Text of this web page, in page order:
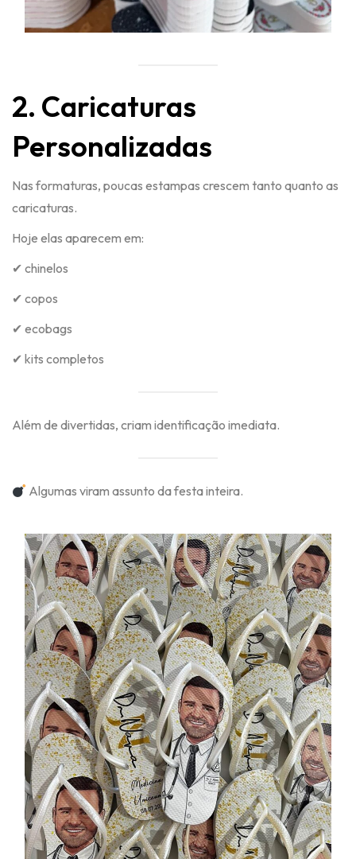
2. Caricaturas
Personalizadas
Nas formaturas, poucas estampas crescem tanto quanto as
caricaturas.
Hoje elas aparecem em:
✔ chinelos
✔ copos
✔ ecobags
✔ kits completos
Além de divertidas, criam identificação imediata.
Algumas viram assunto da festa inteira.